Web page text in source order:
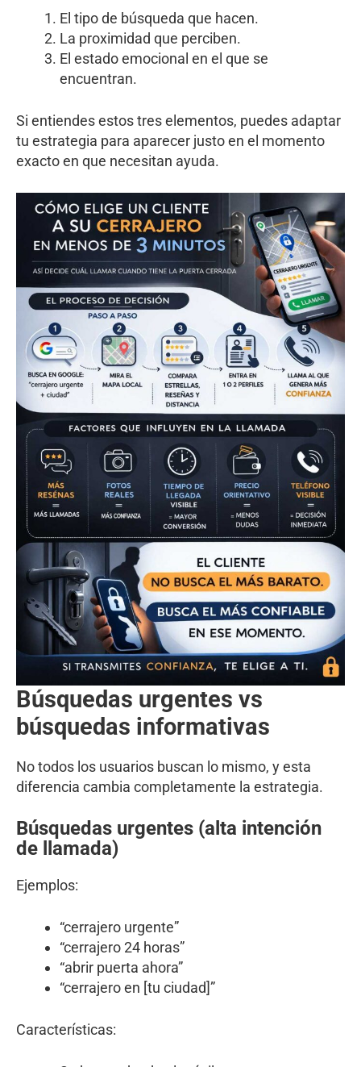
El tipo de búsqueda que hacen.
La proximidad que perciben.
El estado emocional en el que se
encuentran.
Si entiendes estos tres elementos, puedes adaptar
tu estrategia para aparecer justo en el momento
exacto en que necesitan ayuda.
Búsquedas urgentes vs
búsquedas informativas
No todos los usuarios buscan lo mismo, y esta
diferencia cambia completamente la estrategia.
Búsquedas urgentes (alta intención
de llamada)
Ejemplos:
“cerrajero urgente”
“cerrajero 24 horas”
“abrir puerta ahora”
“cerrajero en [tu ciudad]”
Características: